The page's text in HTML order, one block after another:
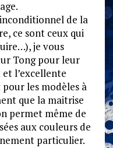
de la
ce sont ceux qui
je vous
Tong pour leur
l’excellente
les modèles à
que la maitrise
permet même de
aux couleurs de
particulier.